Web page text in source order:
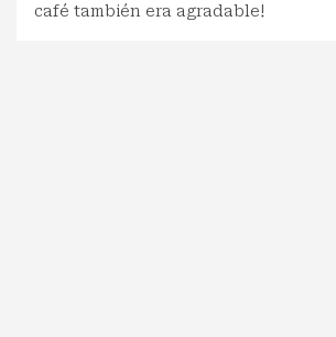
café también era agradable!